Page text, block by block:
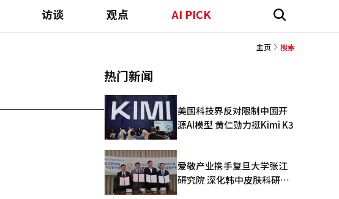
访谈 观点 AI PICK 搜
主页 搜索
热门新闻
美国科技界反对限制中国开
源AI模型 黄仁勋力挺Kimi K3
爱敬产业携手复旦大学张江
研究院 深化韩中皮肤科研合